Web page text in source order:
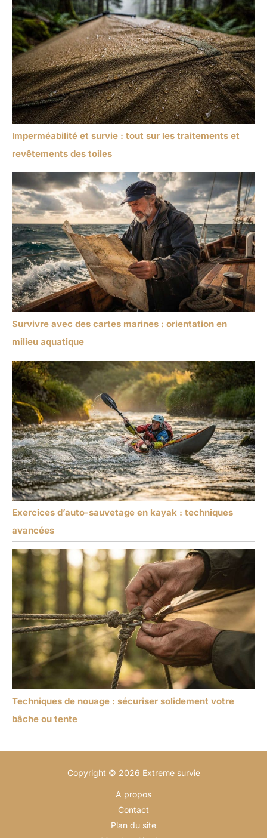
Imperméabilité et survie : tout sur les traitements et
revêtements des toiles
Survivre avec des cartes marines : orientation en
milieu aquatique
Exercices d’auto-sauvetage en kayak : techniques
avancées
Techniques de nouage : sécuriser solidement votre
bâche ou tente
Copyright © 2026 Extreme survie
A propos
Contact
Plan du site